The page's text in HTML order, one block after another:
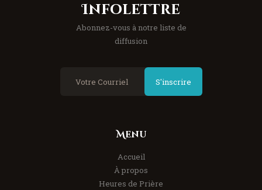
Infolettre
Abonnez-vous à notre liste de
diffusion
S'inscrire
Menu
Accueil
À propos
Heures de Prière